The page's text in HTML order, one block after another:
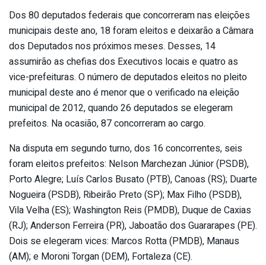
Dos 80 deputados federais que concorreram nas eleições
municipais deste ano, 18 foram eleitos e deixarão a Câmara
dos Deputados nos próximos meses. Desses, 14
assumirão as chefias dos Executivos locais e quatro as
vice-prefeituras. O número de deputados eleitos no pleito
municipal deste ano é menor que o verificado na eleição
municipal de 2012, quando 26 deputados se elegeram
prefeitos. Na ocasião, 87 concorreram ao cargo.
Na disputa em segundo turno, dos 16 concorrentes, seis
foram eleitos prefeitos: Nelson Marchezan Júnior (PSDB),
Porto Alegre; Luís Carlos Busato (PTB), Canoas (RS); Duarte
Nogueira (PSDB), Ribeirão Preto (SP); Max Filho (PSDB),
Vila Velha (ES); Washington Reis (PMDB), Duque de Caxias
(RJ); Anderson Ferreira (PR), Jaboatão dos Guararapes (PE).
Dois se elegeram vices: Marcos Rotta (PMDB), Manaus
(AM); e Moroni Torgan (DEM), Fortaleza (CE).